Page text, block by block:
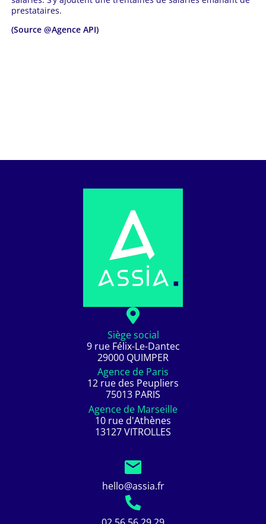
prestataires.
(Source @Agence API)
Siège social
9 rue Félix-Le-Dantec
29000 QUIMPER
Agence de Paris
12 rue des Peupliers
75013 PARIS
Agence de Marseille
10 rue d'Athènes
13127 VITROLLES
hello@assia.fr